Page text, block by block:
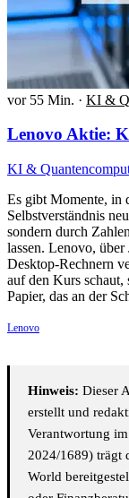
vor 55 Min. · KI &
Lenovo Aktie:
KI &
Es gibt Momente, in
Selbstverständnis
sondern durch
lassen. Lenovo,
Desktop-Rechnern
auf den Kurs schaut,
Papier, das an der
Lenovo
Hinweis: Dieser
erstellt und
Verantwortung
2024/1689) trägt
World